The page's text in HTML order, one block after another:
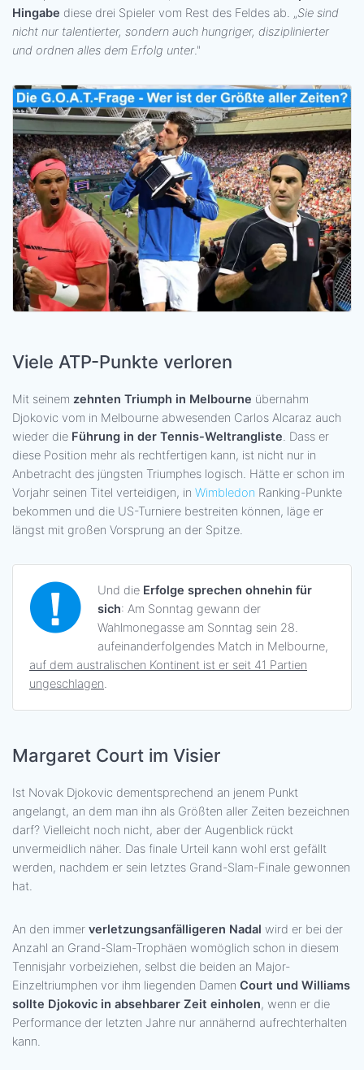
Hingabe diese drei Spieler vom Rest des Feldes ab. „Sie sind
nicht nur talentierter, sondern auch hungriger, disziplinierter
und ordnen alles dem Erfolg unter."
Viele ATP-Punkte verloren
Mit seinem zehnten Triumph in Melbourne übernahm
Djokovic vom in Melbourne abwesenden Carlos Alcaraz auch
wieder die Führung in der Tennis-Weltrangliste. Dass er
diese Position mehr als rechtfertigen kann, ist nicht nur in
Anbetracht des jüngsten Triumphes logisch. Hätte er schon im
Vorjahr seinen Titel verteidigen, in Wimbledon Ranking-Punkte
bekommen und die US-Turniere bestreiten können, läge er
längst mit großen Vorsprung an der Spitze.
Und die Erfolge sprechen ohnehin für
sich: Am Sonntag gewann der
Wahlmonegasse am Sonntag sein 28.
aufeinanderfolgendes Match in Melbourne,
auf dem australischen Kontinent ist er seit 41 Partien
ungeschlagen.
Margaret Court im Visier
Ist Novak Djokovic dementsprechend an jenem Punkt
angelangt, an dem man ihn als Größten aller Zeiten bezeichnen
darf? Vielleicht noch nicht, aber der Augenblick rückt
unvermeidlich näher. Das finale Urteil kann wohl erst gefällt
werden, nachdem er sein letztes Grand-Slam-Finale gewonnen
hat.
An den immer verletzungsanfälligeren Nadal wird er bei der
Anzahl an Grand-Slam-Trophäen womöglich schon in diesem
Tennisjahr vorbeiziehen, selbst die beiden an Major-
Einzeltriumphen vor ihm liegenden Damen Court und Williams
sollte Djokovic in absehbarer Zeit einholen, wenn er die
Performance der letzten Jahre nur annähernd aufrechterhalten
kann.